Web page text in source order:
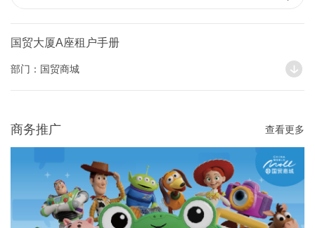
部门：国贸商城
国贸大厦A座租户手册
商务推广 查看更多